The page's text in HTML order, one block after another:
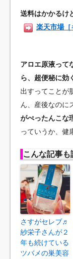
送料はかかるけ
楽天市場［
アロエ原液って
ら、超便秘に効
出すってことが
ん、産後なのに
がぺったんこな
っていうか、健
こんな記事
さすがセレブ♬
紗栄子さんが２
年も続けている
ツバメの巣美容